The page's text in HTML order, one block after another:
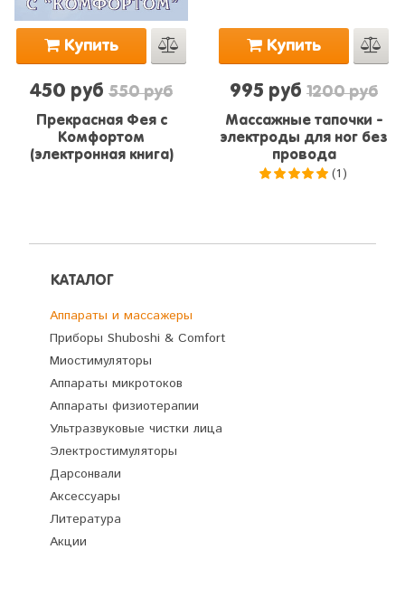
Купить
450 руб 550 руб
Прекрасная Фея с
Комфортом
(электронная книга)
Купить
995 руб 1200 руб
Массажные тапочки -
электроды для ног без
провода
(1)
КАТАЛОГ
Аппараты и массажеры
Приборы Shuboshi & Comfort
Миостимуляторы
Аппараты микротоков
Аппараты физиотерапии
Ультразвуковые чистки лица
Электростимуляторы
Дарсонвали
Аксессуары
Литература
Акции